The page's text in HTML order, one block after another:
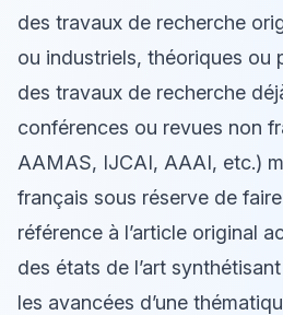
des travaux de recherche
ou industriels, théoriques ou
des travaux de recherche
conférences ou revues non
AAMAS, IJCAI, AAAI, etc.)
français sous réserve de
référence à l’article original
des états de l’art
les avancées d’une